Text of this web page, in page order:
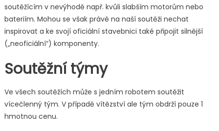
soutěžícím v nevýhodě např. kvůli slabším motorům nebo
bateriím. Mohou se však právě na naší soutěži nechat
inspirovat a ke svojí oficiální stavebnici také připojit silnější
(„neoficiální“) komponenty.
Soutěžní týmy
Ve všech soutěžích může s jedním robotem soutěžit
vícečlenný tým. V případě vítězství ale tým obdrží pouze 1
hmotnou cenu.